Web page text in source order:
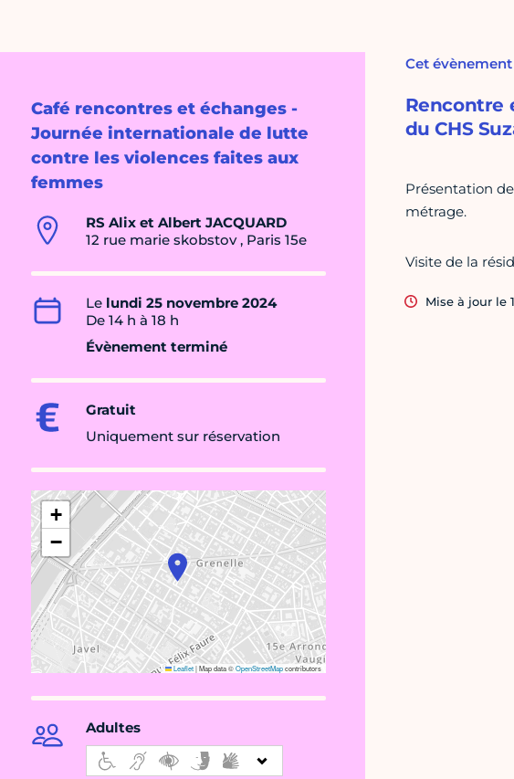
Café rencontres et échanges -
Journée internationale de lutte
contre les violences faites aux
femmes
RS Alix et Albert JACQUARD
12 rue marie skobstov , Paris 15e
Le lundi 25 novembre 2024
De 14 h à 18 h
Évènement terminé
Gratuit
Uniquement sur réservation
+
−
Leaflet|Map data ©OpenStreetMapcontributors
Adultes
Cet
Rencontre
du CHS
Présentation
métrage.
Visite de la
Mise à jour le